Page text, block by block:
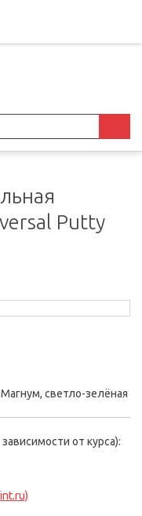
Putty
светло-зелёная
от курса):